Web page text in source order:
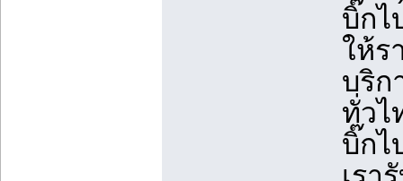
บิ๊กไ
ให้ร
บริก
ทั่วไ
บิ๊กไ